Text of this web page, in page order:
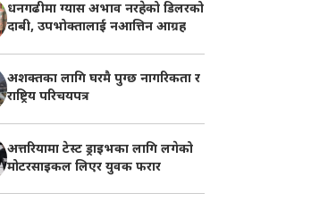
धनगढीमा ग्यास अभाव नरहेको डिलरको
दाबी, उपभोक्तालाई नआत्तिन आग्रह
अशक्तका लागि घरमै पुग्छ नागरिकता र
राष्ट्रिय परिचयपत्र
अत्तरियामा टेस्ट ड्राइभका लागि लगेको
मोटरसाइकल लिएर युवक फरार